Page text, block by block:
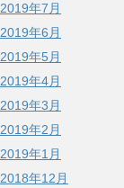
2019年7月
2019年6月
2019年5月
2019年4月
2019年3月
2019年2月
2019年1月
2018年12月